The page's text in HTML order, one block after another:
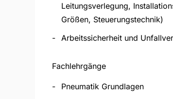
Leitungsverlegung,
Größen, Steuerungstechnik)
Arbeitssicherheit und
Fachlehrgänge
Pneumatik Grundlagen